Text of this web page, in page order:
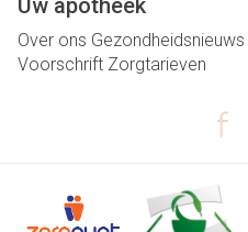
Uw apotheek
Over ons Gezondheidsnieuws
Voorschrift Zorgtarieven